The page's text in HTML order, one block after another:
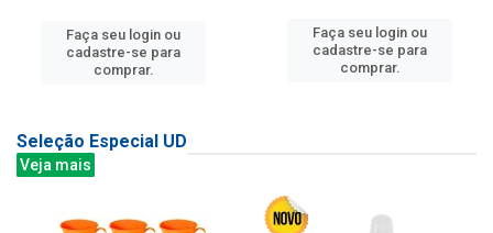
Faça seu login ou
cadastre-se para
comprar.
Faça seu login ou
cadastre-se para
comprar.
Seleção Especial UD
Veja mais